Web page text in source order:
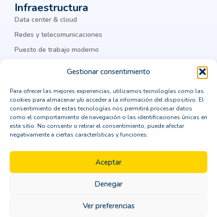
Gestionar consentimiento
Para ofrecer las mejores experiencias, utilizamos tecnologías como las
cookies para almacenar y/o acceder a la información del dispositivo. El
consentimiento de estas tecnologías nos permitirá procesar datos
como el comportamiento de navegación o las identificaciones únicas en
este sitio. No consentir o retirar el consentimiento, puede afectar
negativamente a ciertas características y funciones.
Aceptar
Denegar
Ver preferencias
ciberseguridad corporativa
Cisco Meraki
Citrix
cloud computing
cloud privada
colaboración
Colaboración Empresarial
como integrar un ERP
comprar un crm vertical
computación en la nube
consejos para la transformación digital
consultoría
contenedores Dockers
continuidad de negocio
crm horizontal
Infraestructura
Data center & cloud
Redes y telecomunicaciones
Puesto de trabajo moderno
Legal
Política de privacidad
Política de cookies
Aviso Legal
Política de seguridad
reservados